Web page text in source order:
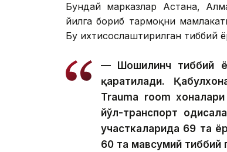
Бундай марказлар Астана,
йилга бориб тармоқни
Бу ихтисослаштирилган тиббий
— Шошилинч тиббий
қаратилади.
Trauma room
йўл-транспорт
участкаларида 69 та
60 та мавсумий